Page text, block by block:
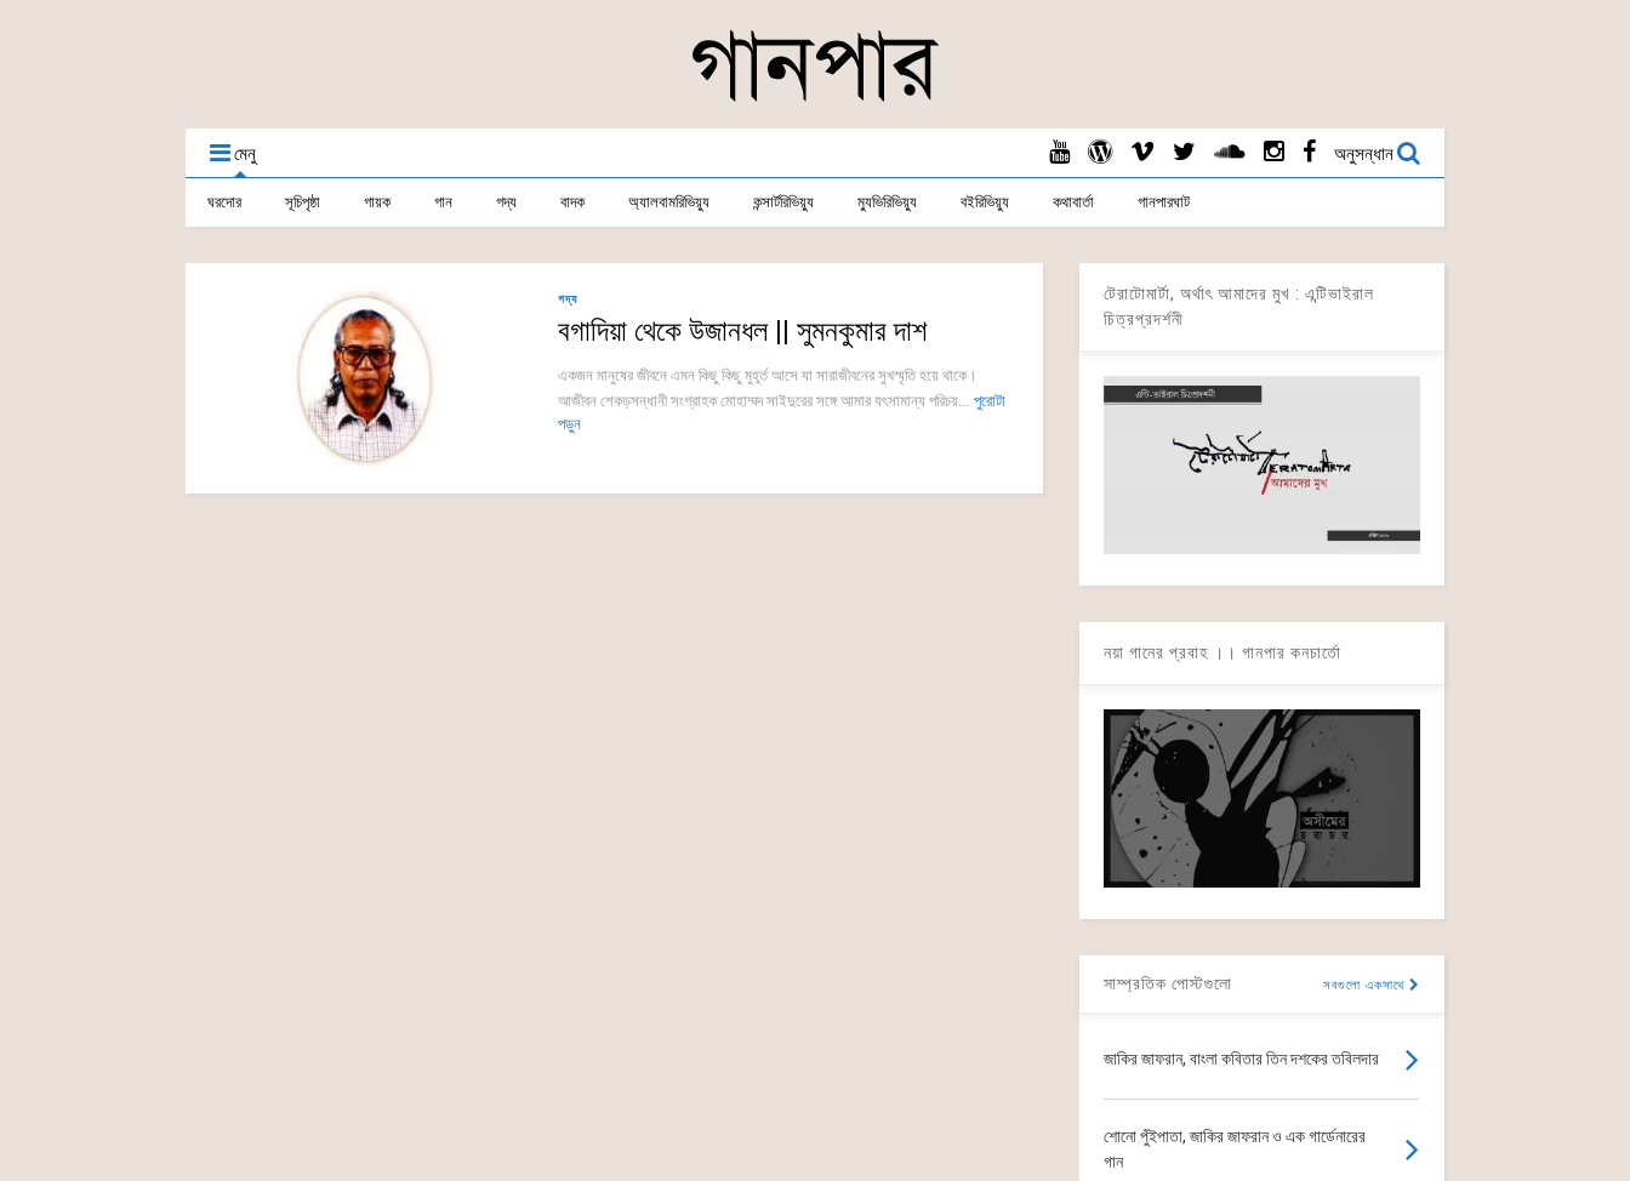
মেনু অনুসন্ধান
ঘরদোর সূচিপৃষ্ঠা গায়ক গান গদ্য বাদক অ্যালবামরিভিয়্যু কন্সার্টরিভিয়্যু ম্যুভিরিভিয়্যু বইরিভিয়্যু কথাবার্তা গানপারঘাট
গদ্য
বগাদিয়া থেকে উজানধল || সুমনকুমার দাশ
একজন মানুষের জীবনে এমন কিছু কিছু মুহূর্ত আসে যা সারাজীবনের সুখস্মৃতি হয়ে থাকে।
আজীবন শেকড়সন্ধানী সংগ্রাহক মোহাম্মদ সাইদুরের সঙ্গে আমার যৎসামান্য পরিচয়... পুরোটা
পড়ুন
টেরাটোমার্টা, অর্থাৎ আমাদের মুখ : এন্টিভাইরাল
চিত্রপ্রদর্শনী
নয়া গানের প্রবাহ ।। গানপার কনচার্তো
সাম্প্রতিক পোস্টগুলো সবগুলো একসাথে
জাকির জাফরান, বাংলা কবিতার তিন দশকের তবিলদার
শোনো পুঁইপাতা, জাকির জাফরান ও এক গার্ডেনারের
গান